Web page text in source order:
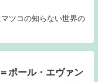
ツコの知らない世界の
ポール・エヴァン